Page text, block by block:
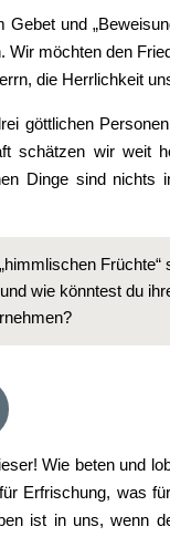
Gebet und
Wir möchten den
die Herrlichkeit
göttlichen
schätzen wir weit
Dinge sind nichts
Früchte“
wie könntest du
Wie beten und
Erfrischung, was
ist in uns, wenn